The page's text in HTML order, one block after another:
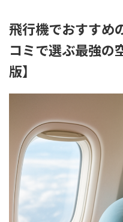
飛行機でおすすめ
コミで選ぶ最強の
版】